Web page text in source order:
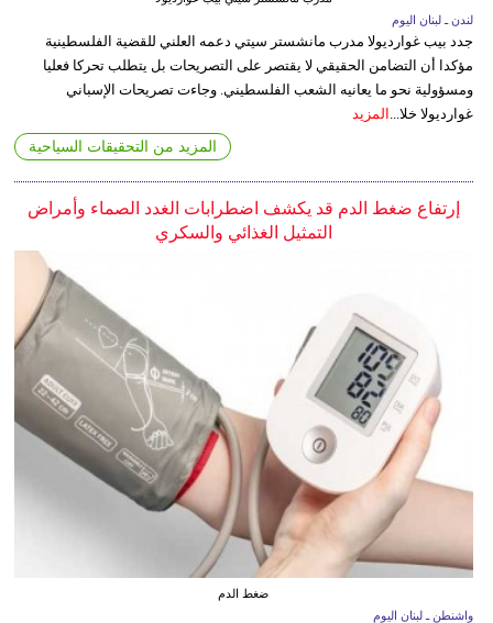
لندن ـ لبنان اليوم
جدد بيب غوارديولا مدرب مانشستر سيتي دعمه العلني للقضية الفلسطينية
مؤكدا أن التضامن الحقيقي لا يقتصر على التصريحات بل يتطلب تحركا فعليا
ومسؤولية نحو ما يعانيه الشعب الفلسطيني. وجاءت تصريحات الإسباني
غوارديولا خلا... المزيد
المزيد من التحقيقات السياحية
إرتفاع ضغط الدم قد يكشف اضطرابات الغدد الصماء وأمراض
التمثيل الغذائي والسكري
ضغط الدم
واشنطن ـ لبنان اليوم